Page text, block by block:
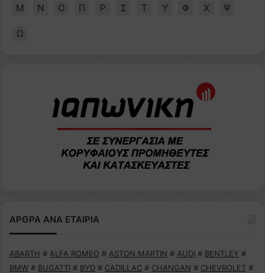
Μ Ν Ο Π Ρ Σ Τ Υ Φ Χ Ψ
Ω
ΑΡΘΡΑ ΑΝΑ ΕΤΑΙΡΙΑ
ABARTH # ALFA ROMEO # ASTON MARTIN # AUDI # BENTLEY #
BMW # BUGATTI # BYD # CADILLAC # CHANGAN # CHEVROLET #